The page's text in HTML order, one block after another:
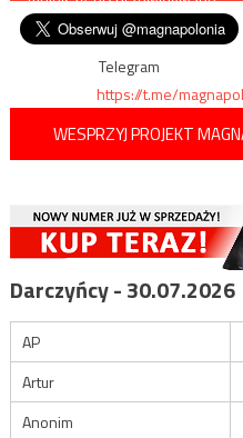
wpisu
Telegram
https://t.me/
WESPRZYJ PROJEKT
Darczyńcy - 30.07.2026
AP
Artur
Anonim